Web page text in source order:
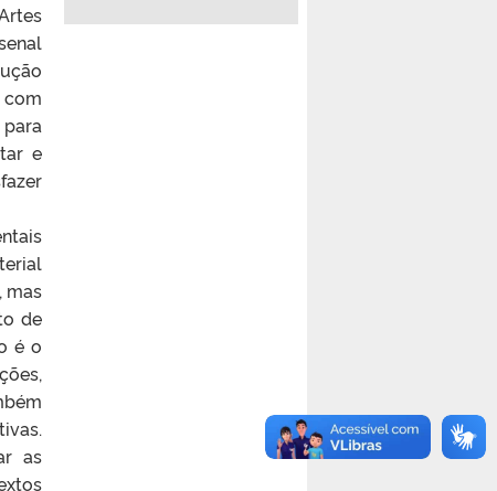
com
e
mas
de
é o
as